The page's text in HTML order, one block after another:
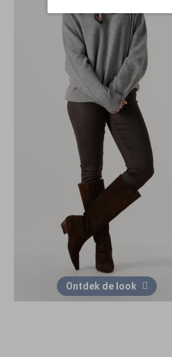
Ontdek de look